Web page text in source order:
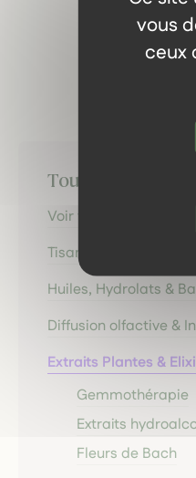
vous
ceux
Toutes les
Voir tous les produits
Tisanes & Infusions
Huiles, Hydrolats &
Diffusion olfactive &
Extraits Plantes &
Gemmothérapie
Extraits
Fleurs de Bach